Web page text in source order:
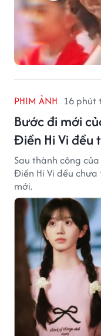
PHIM ẢNH 16 phút
Bước đi mới
Điền Hi Vi đều
Sau thành công
Điền Hi Vi đều
mới.